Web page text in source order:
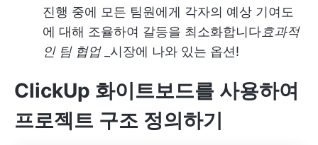
진행 중에 모든 팀원에게 각자의 예상 기여도
에 대해 조율하여 갈등을 최소화합니다효과적
인 팀 협업_시장에 나와 있는 옵션!
ClickUp 화이트보드를 사용하여
프로젝트 구조 정의하기